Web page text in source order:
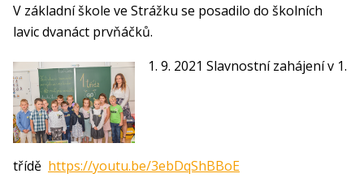
V základní škole ve Strážku se posadilo do školních
lavic dvanáct prvňáčků.
1. 9. 2021 Slavnostní zahájení v 1.
třídě https://youtu.be/3ebDqShBBoE